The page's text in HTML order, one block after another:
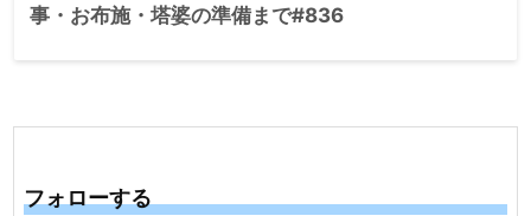
事・お布施・塔婆の準備まで#836
フォローする